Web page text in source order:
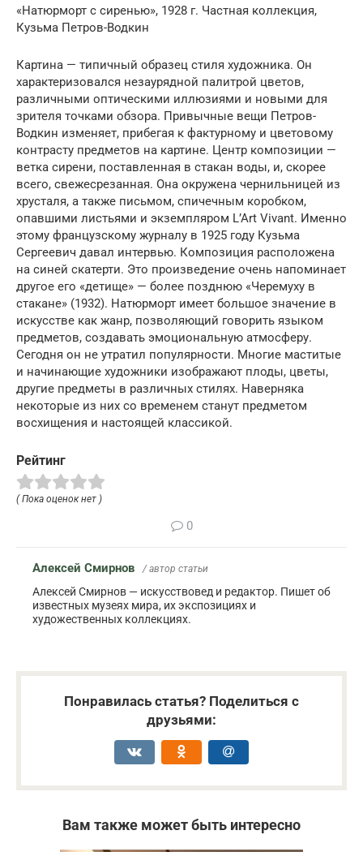
«Натюрморт с сиренью», 1928 г. Частная коллекция,
Кузьма Петров-Водкин
Картина — типичный образец стиля художника. Он
характеризовался незаурядной палитрой цветов,
различными оптическими иллюзиями и новыми для
зрителя точками обзора. Привычные вещи Петров-
Водкин изменяет, прибегая к фактурному и цветовому
контрасту предметов на картине. Центр композиции —
ветка сирени, поставленная в стакан воды, и, скорее
всего, свежесрезанная. Она окружена чернильницей из
хрусталя, а также письмом, спичечным коробком,
опавшими листьями и экземпляром L’Art Vivant. Именно
этому французскому журналу в 1925 году Кузьма
Сергеевич давал интервью. Композиция расположена
на синей скатерти. Это произведение очень напоминает
другое его «детище» — более позднюю «Черемуху в
стакане» (1932). Натюрморт имеет большое значение в
искусстве как жанр, позволяющий говорить языком
предметов, создавать эмоциональную атмосферу.
Сегодня он не утратил популярности. Многие маститые
и начинающие художники изображают плоды, цветы,
другие предметы в различных стилях. Наверняка
некоторые из них со временем станут предметом
восхищения и настоящей классикой.
Рейтинг
( Пока оценок нет )
0
Алексей Смирнов / автор статьи
Алексей Смирнов — искусствовед и редактор. Пишет об
известных музеях мира, их экспозициях и
художественных коллекциях.
Понравилась статья? Поделиться с
друзьями:
Вам также может быть интересно